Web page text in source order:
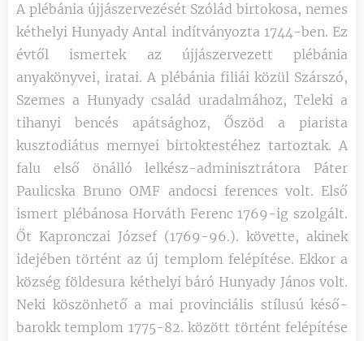
A plébánia újjászervezését Szólád birtokosa, nemes
kéthelyi Hunyady Antal indítványozta 1744-ben. Ez
évtől ismertek az újjászervezett plébánia
anyakönyvei, iratai. A plébánia filiái közül Szárszó,
Szemes a Hunyady család uradalmához, Teleki a
tihanyi bencés apátsághoz, Őszöd a piarista
kusztodiátus mernyei birtoktestéhez tartoztak. A
falu első önálló lelkész-adminisztrátora Páter
Paulicska Bruno OMF andocsi ferences volt. Első
ismert plébánosa Horváth Ferenc 1769-ig szolgált.
Őt Kapronczai József (1769-96.). követte, akinek
idejében történt az új templom felépítése. Ekkor a
község földesura kéthelyi báró Hunyady János volt.
Neki köszönhető a mai provinciális stílusú késő-
barokk templom 1775-82. között történt felépítése